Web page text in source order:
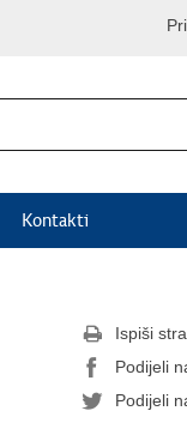
Kontakti
Ispiši
Podijeli
Podijeli